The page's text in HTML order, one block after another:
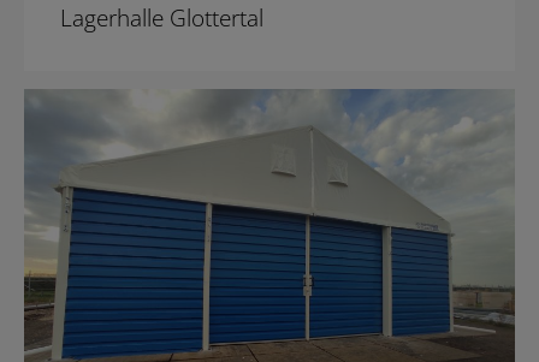
Lagerhalle Glottertal